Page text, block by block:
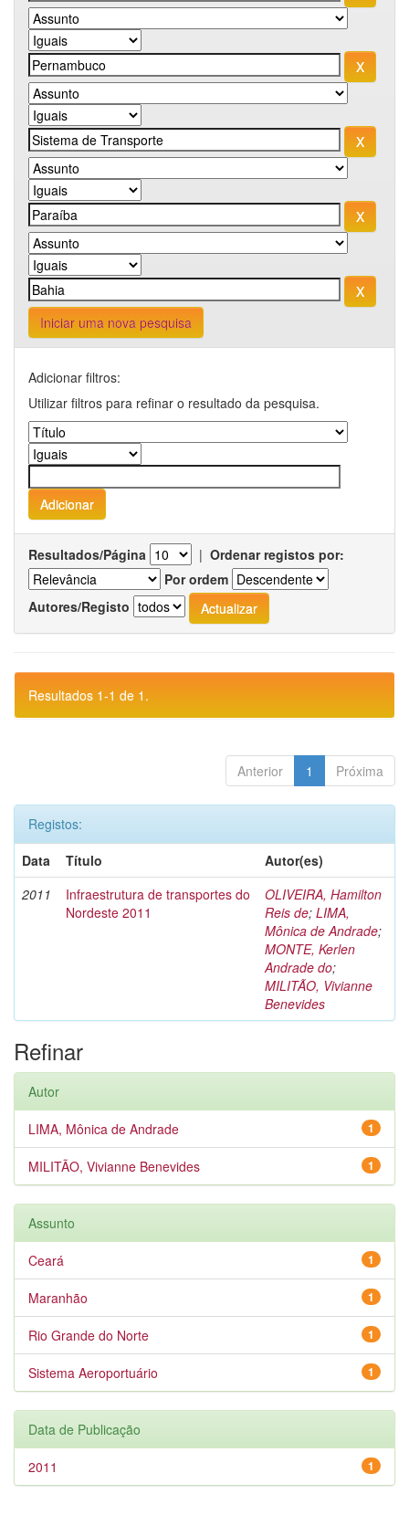
Iniciar uma nova pesquisa
Adicionar filtros:
Utilizar filtros para refinar o resultado da pesquisa.
Resultados/Página | Ordenar registos por:
Por ordem
Autores/Registo
Resultados 1-1 de 1.
Anterior 1 Próxima
Registos:
Data
Título
Autor(es)
2011
Infraestrutura de transportes do
Nordeste 2011
OLIVEIRA, Hamilton
Reis de; LIMA,
Mônica de Andrade;
MONTE, Kerlen
Andrade do;
MILITÃO, Vivianne
Benevides
Refinar
Autor
1
LIMA, Mônica de Andrade
1
MILITÃO, Vivianne Benevides
Assunto
1
Ceará
1
Maranhão
1
Rio Grande do Norte
1
Sistema Aeroportuário
Data de Publicação
1
2011